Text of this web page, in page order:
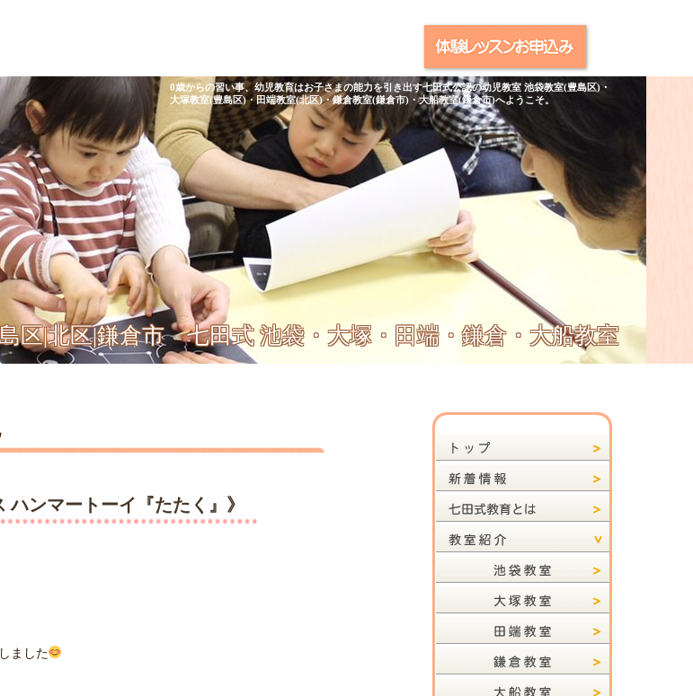
0歳からの習い事、幼児教育はお子さまの能力を引き出す七田式公認の幼児教室 池袋教室(豊島区)・
大塚教室(豊島区)・田端教室(北区)・鎌倉教室(鎌倉市)・大船教室(鎌倉市)へようこそ。
区|北区|鎌倉市 七田式 池袋・大塚・田端・鎌倉・大船教室
ンマートーイ『たたく』》
ました